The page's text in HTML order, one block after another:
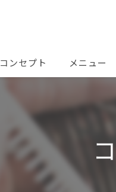
コンセプト メニュー